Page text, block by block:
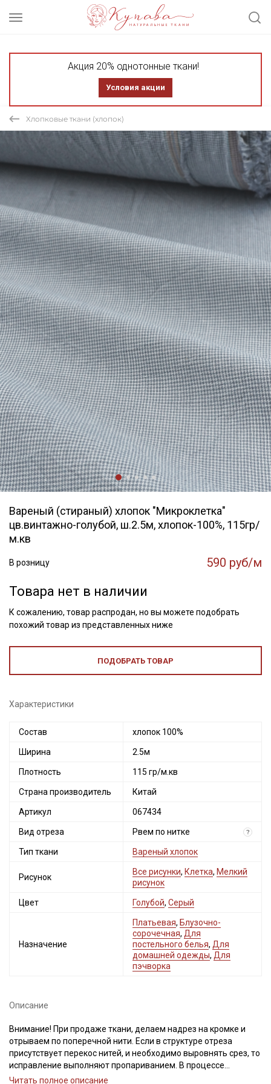
Акция 20% однотонные ткани!
Условия акции
Хлопковые ткани (хлопок)
Вареный (стираный) хлопок "Микроклетка"
цв.винтажно-голубой, ш.2.5м, хлопок-100%, 115гр/
м.кв
В розницу 590 руб/м
Товара нет в наличии
К сожалению, товар распродан, но вы можете подобрать
похожий товар из представленных ниже
ПОДОБРАТЬ ТОВАР
Характеристики
Состав хлопок 100%
Ширина 2.5м
Плотность 115 гр/м.кв
Страна производитель Китай
Артикул 067434
Вид отреза Рвем по нитке ?
Тип ткани Вареный хлопок
Рисунок
Все рисунки, Клетка, Мелкий
рисунок
Цвет Голубой, Серый
Назначение
Платьевая, Блузочно-
сорочечная, Для
постельного белья, Для
домашней одежды, Для
пэчворка
Описание
Внимание! При продаже ткани, делаем надрез на кромке и
отрываем по поперечной нити. Если в структуре отреза
присутствует перекос нитей, и необходимо выровнять срез, то
исправление выполняют пропариванием. В процессе
пропаривания нити основы и утка расправляют, аккуратно
Читать полное описание